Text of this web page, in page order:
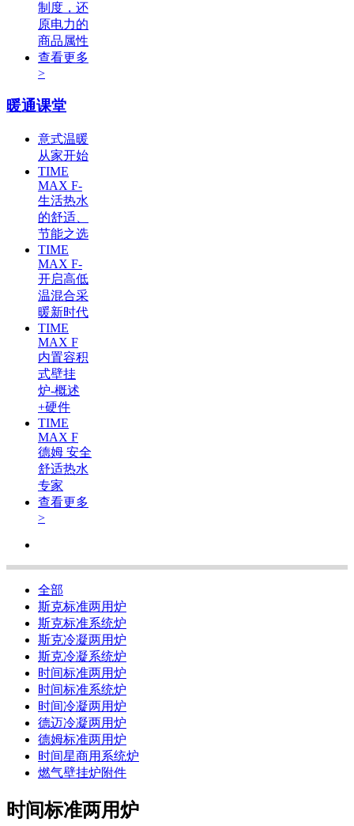
制度，还
原电力的
商品属性
查看更多
>
暖通课堂
意式温暖
从家开始
TIME
MAX F-
生活热水
的舒适、
节能之选
TIME
MAX F-
开启高低
温混合采
暖新时代
TIME
MAX F
内置容积
式壁挂
炉-概述
+硬件
TIME
MAX F
德姆 安全
舒适热水
专家
查看更多
>
全部
斯克标准两用炉
斯克标准系统炉
斯克冷凝两用炉
斯克冷凝系统炉
时间标准两用炉
时间标准系统炉
时间冷凝两用炉
德迈冷凝两用炉
德姆标准两用炉
时间星商用系统炉
燃气壁挂炉附件
时间标准两用炉